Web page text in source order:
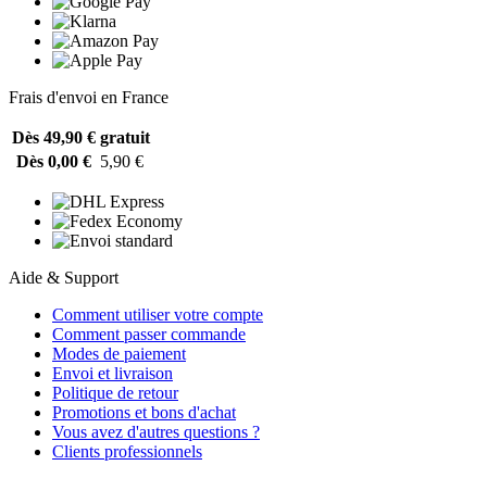
Frais d'envoi en France
Dès 49,90 € gratuit
Dès 0,00 € 5,90 €
Aide & Support
Comment utiliser votre compte
Comment passer commande
Modes de paiement
Envoi et livraison
Politique de retour
Promotions et bons d'achat
Vous avez d'autres questions ?
Clients professionnels